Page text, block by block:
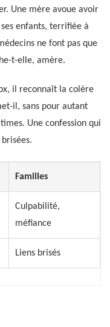
Une mère avoue avoir
enfants, terrifiée à
ne font pas que
t-elle, amère.
il reconnaît la colère
il, sans pour autant
Une confession qui
Familles
Culpabilité,
méfiance
Liens brisés